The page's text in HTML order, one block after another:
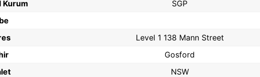
Kurum
SGP
Level 1 138 Mann Street
Gosford
NSW